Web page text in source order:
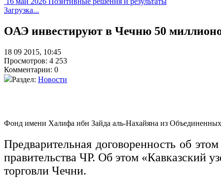
Загрузка...
ОАЭ инвестируют в Чечню 50
18 09 2015, 10:45
Просмотров: 4 253
Комментарии: 0
Раздел: Новости
Фонд имени Халифа ибн Зайда аль-Нахайяна из Объединенных
Предварительная договоренность об
правительства ЧР. Об этом «Кавказский
торговли Чечни.